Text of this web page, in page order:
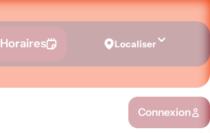
Horaires Localiser
Connexion